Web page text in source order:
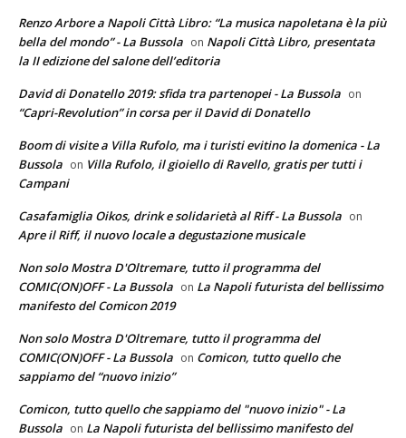
Renzo Arbore a Napoli Città Libro: “La musica napoletana è la più
bella del mondo” - La Bussola on Napoli Città Libro, presentata
la II edizione del salone dell’editoria
David di Donatello 2019: sfida tra partenopei - La Bussola on
“Capri-Revolution” in corsa per il David di Donatello
Boom di visite a Villa Rufolo, ma i turisti evitino la domenica - La
Bussola on Villa Rufolo, il gioiello di Ravello, gratis per tutti i
Campani
Casafamiglia Oikos, drink e solidarietà al Riff - La Bussola on
Apre il Riff, il nuovo locale a degustazione musicale
Non solo Mostra D'Oltremare, tutto il programma del
COMIC(ON)OFF - La Bussola on La Napoli futurista del bellissimo
manifesto del Comicon 2019
Non solo Mostra D'Oltremare, tutto il programma del
COMIC(ON)OFF - La Bussola on Comicon, tutto quello che
sappiamo del “nuovo inizio”
Comicon, tutto quello che sappiamo del "nuovo inizio" - La
Bussola on La Napoli futurista del bellissimo manifesto del